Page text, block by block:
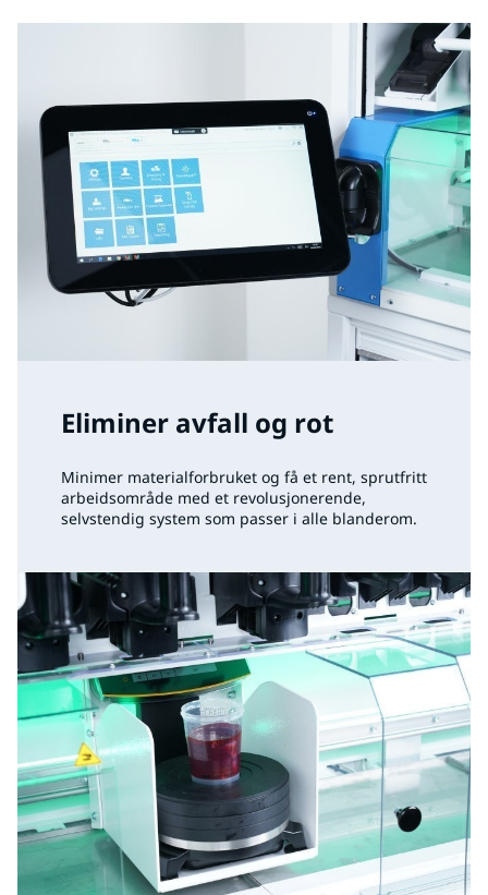
Eliminer avfall og rot
Minimer materialforbruket og få et rent, sprutfritt
arbeidsområde med et revolusjonerende,
selvstendig system som passer i alle blanderom.